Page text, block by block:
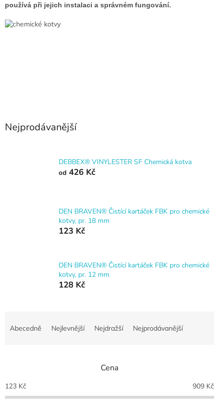
používá při jejich instalaci a správném fungování.
Nejprodávanější
DEBBEX® VINYLESTER SF Chemická kotva
od 426 Kč
DEN BRAVEN® Čistící kartáček FBK pro chemické
kotvy, pr. 18 mm
123 Kč
DEN BRAVEN® Čistící kartáček FBK pro chemické
kotvy, pr. 12 mm
128 Kč
p
r
o
Abecedně Nejlevnější Nejdražší Nejprodávanější
Cena
123 Kč 909 Kč